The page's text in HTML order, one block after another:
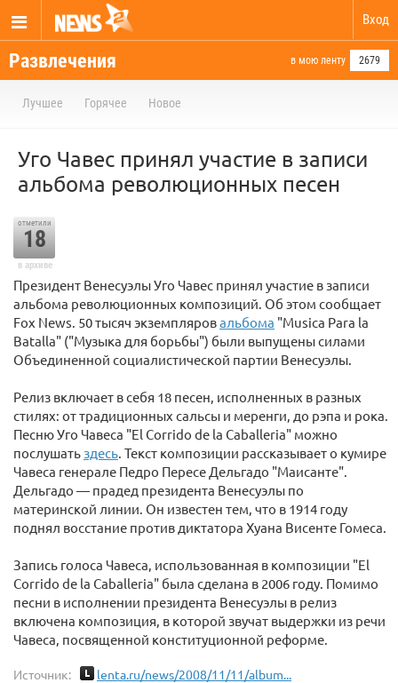
Вход
Развлечения в мою ленту 2679
Лучшее Горячее Новое
Уго Чавес принял участие в записи
альбома революционных песен
отметили
18
в архиве
Президент Венесуэлы Уго Чавес принял участие в записи
альбома революционных композиций. Об этом сообщает
Fox News. 50 тысяч экземпляровальбома "Musica Para la
Batalla" ("Музыка для борьбы") были выпущены силами
Объединенной социалистической партии Венесуэлы.
Релиз включает в себя 18 песен, исполненных в разных
стилях: от традиционных сальсы и меренги, до рэпа и рока.
Песню Уго Чавеса "El Corrido de la Caballeria" можно
послушать здесь. Текст композиции рассказывает о кумире
Чавеса генерале Педро Пересе Дельгадо "Маисанте".
Дельгадо — прадед президента Венесуэлы по
материнской линии. Он известен тем, что в 1914 году
поднял восстание против диктатора Хуана Висенте Гомеса.
Запись голоса Чавеса, использованная в композиции "El
Corrido de la Caballeria" была сделана в 2006 году. Помимо
песни в исполнении президента Венесуэлы в релиз
включена композиция, в которой звучат выдержки из речи
Чавеса, посвященной конституционной реформе.
Источник: lenta.ru/news/2008/11/11/album...